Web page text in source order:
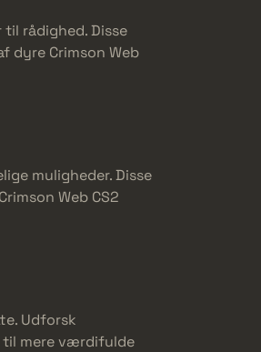
rådighed. Disse
dyre Crimson Web
muligheder. Disse
Web CS2
Udforsk
til mere værdifulde